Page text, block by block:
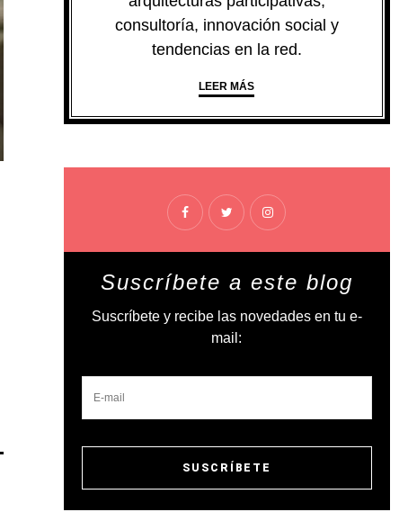
consultoría, innovación social y
tendencias en la red.
LEER MÁS
Suscríbete a este blog
Suscríbete y recibe las novedades en tu e-
mail: